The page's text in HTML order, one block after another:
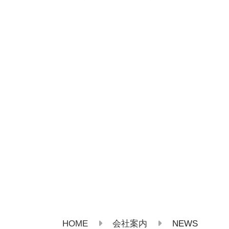
HOME 会社案内 NEWS